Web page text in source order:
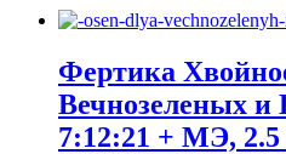
Фертика
Вечнозеленых и
7:12:21 + МЭ, 2.5